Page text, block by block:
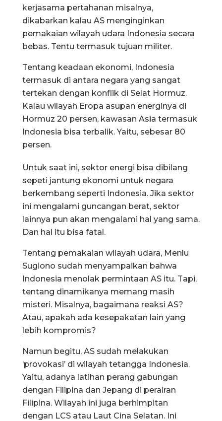
kerjasama pertahanan misalnya,
dikabarkan kalau AS menginginkan
pemakaian wilayah udara Indonesia secara
bebas. Tentu termasuk tujuan militer.
Tentang keadaan ekonomi, Indonesia
termasuk di antara negara yang sangat
tertekan dengan konflik di Selat Hormuz.
Kalau wilayah Eropa asupan energinya di
Hormuz 20 persen, kawasan Asia termasuk
Indonesia bisa terbalik. Yaitu, sebesar 80
persen.
Untuk saat ini, sektor energi bisa dibilang
sepeti jantung ekonomi untuk negara
berkembang seperti Indonesia. Jika sektor
ini mengalami guncangan berat, sektor
lainnya pun akan mengalami hal yang sama.
Dan hal itu bisa fatal.
Tentang pemakaian wilayah udara, Menlu
Sugiono sudah menyampaikan bahwa
Indonesia menolak permintaan AS itu. Tapi,
tentang dinamikanya memang masih
misteri. Misalnya, bagaimana reaksi AS?
Atau, apakah ada kesepakatan lain yang
lebih kompromis?
Namun begitu, AS sudah melakukan
‘provokasi’ di wilayah tetangga Indonesia.
Yaitu, adanya latihan perang gabungan
dengan Filipina dan Jepang di perairan
Filipina. Wilayah ini juga berhimpitan
dengan LCS atau Laut Cina Selatan. Ini